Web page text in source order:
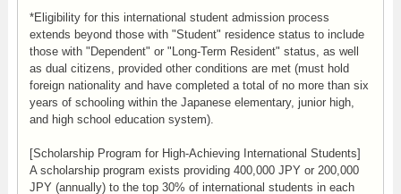
*Eligibility for this international student admission process
extends beyond those with "Student" residence status to include
those with "Dependent" or "Long-Term Resident" status, as well
as dual citizens, provided other conditions are met (must hold
foreign nationality and have completed a total of no more than six
years of schooling within the Japanese elementary, junior high,
and high school education system).
[Scholarship Program for High-Achieving International Students]
A scholarship program exists providing 400,000 JPY or 200,000
JPY (annually) to the top 30% of international students in each